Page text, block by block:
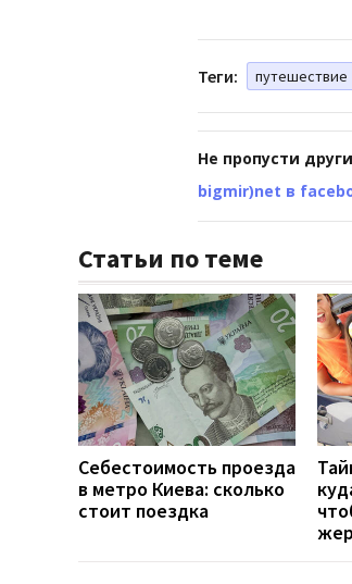
Теги: путешествие
Не пропусти
bigmir)net в
Статьи по теме
Себестоимость проезда
в метро Киева: сколько
стоит поездка